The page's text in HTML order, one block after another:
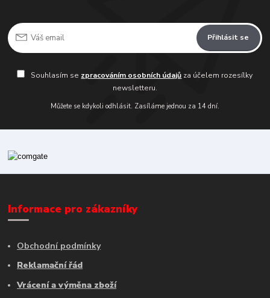
Přihlásit se
Souhlasím se zpracováním osobních údajů za účelem rozesílky
newsletteru.
Můžete se kdykoli odhlásit. Zasíláme jednou za 14 dní.
Informace pro zákazníky
Obchodní podmínky
Reklamační řád
Vrácení a výměna zboží